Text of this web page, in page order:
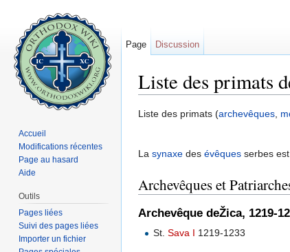
Liste des primats
Liste des primats (archevêques,
La synaxe des évêques serbes
Archevêques et
Archevêque deŽica, 1219-
St.Sava I 1219-1233
Page Discussion
Accueil
Modifications récentes
Page au hasard
Aide
Outils
Pages liées
Suivi des pages liées
Importer un fichier